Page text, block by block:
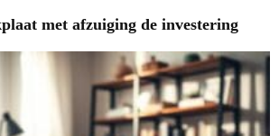
met afzuiging de investering